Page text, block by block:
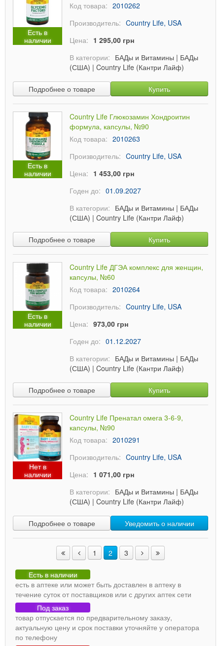
Есть в
наличии
Код товара: 2010262
Производитель: Country Life, USA
Цена: 1 295,00 грн
В категории: БАДы и Витамины | БАДы
(США) | Country Life (Кантри Лайф)
Подробнее о товаре Купить
Есть в
наличии
Country Life Глюкозамин Хондроитин
формула, капсулы, №90
Код товара: 2010263
Производитель: Country Life, USA
Цена: 1 453,00 грн
Годен до: 01.09.2027
В категории: БАДы и Витамины | БАДы
(США) | Country Life (Кантри Лайф)
Подробнее о товаре Купить
Есть в
наличии
Country Life ДГЭА комплекс для женщин,
капсулы, №60
Код товара: 2010264
Производитель: Country Life, USA
Цена: 973,00 грн
Годен до: 01.12.2027
В категории: БАДы и Витамины | БАДы
(США) | Country Life (Кантри Лайф)
Подробнее о товаре Купить
Нет в
наличии
Country Life Пренатал омега 3-6-9,
капсулы, №90
Код товара: 2010291
Производитель: Country Life, USA
Цена: 1 071,00 грн
В категории: БАДы и Витамины | БАДы
(США) | Country Life (Кантри Лайф)
Подробнее о товаре Уведомить о наличии
1 2 3
Есть в наличии
есть в аптеке или может быть доставлен в аптеку в
течение суток от поставщиков или с других аптек сети
Под заказ
товар отпускается по предварительному заказу,
актуальную цену и срок поставки уточняйте у оператора
по телефону